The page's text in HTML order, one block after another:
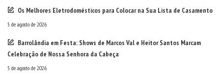
Os Melhores Eletrodomésticos para Colocar na Sua Lista de Casamento
5 de agosto de 2026
Barrolândia em Festa: Shows de Marcos Val e Heitor Santos Marcam
Celebração de Nossa Senhora da Cabeça
5 de agosto de 2026